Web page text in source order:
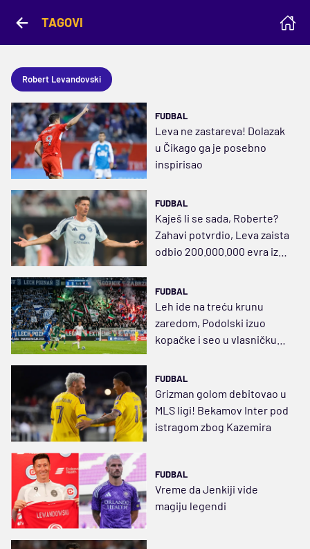
TAGOVI
Robert Levandovski
FUDBAL
Leva ne zastareva! Dolazak
u Čikago ga je posebno
inspirisao
FUDBAL
Kaješ li se sada, Roberte?
Zahavi potvrdio, Leva zaista
odbio 200.000.000 evra iz
FUDBAL
Leh ide na treću krunu
zaredom, Podolski izuo
kopačke i seo u vlasničku
FUDBAL
Grizman golom debitovao u
MLS ligi! Bekamov Inter pod
istragom zbog Kazemira
FUDBAL
Vreme da Jenkiji vide
magiju legendi